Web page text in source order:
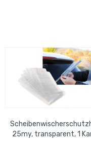
25my, transparent, 1